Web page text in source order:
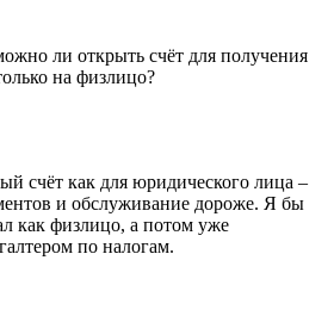
ли открыть счёт для получения
на физлицо?
счёт как для юридического лица –
и обслуживание дороже. Я бы
как физлицо, а потом уже
по налогам.